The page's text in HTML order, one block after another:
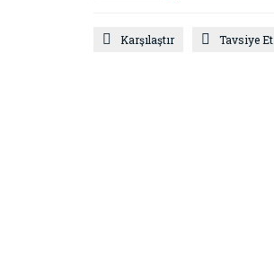
Karşılaştır Tavsiye Et